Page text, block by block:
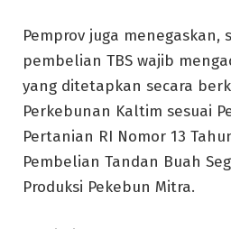
Pemprov juga menegaskan,
pembelian TBS wajib
yang ditetapkan secara
Perkebunan Kaltim sesuai
Pertanian RI Nomor 13
Pembelian Tandan Buah
Produksi Pekebun Mitra.